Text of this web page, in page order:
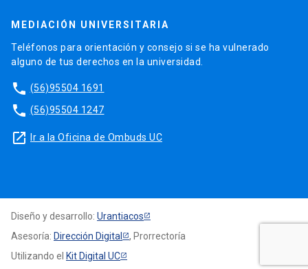
MEDIACIÓN UNIVERSITARIA
Teléfonos para orientación y consejo si se ha vulnerado
alguno de tus derechos en la universidad.
phone (56)95504 1691
phone (56)95504 1247
launch Ir a la Oficina de Ombuds UC
Diseño y desarrollo: Urantiacos
Asesoría: Dirección Digital
, Prorrectoría
Utilizando el Kit Digital UC